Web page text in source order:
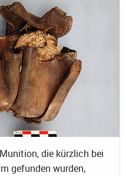
die kürzlich bei
gefunden wurden,